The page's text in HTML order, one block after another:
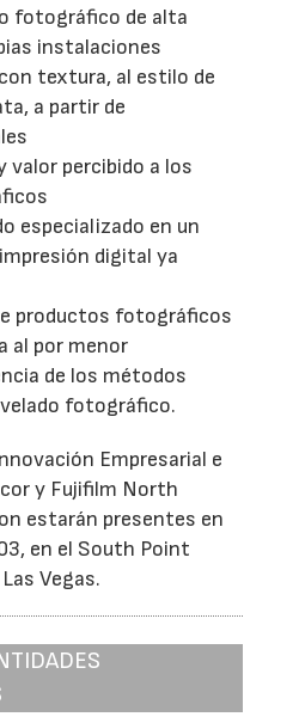
fotográfico de alta
instalaciones
textura, al estilo de
a partir de
valor percibido a los
especializado en un
digital ya
productos fotográficos
al por menor
de los métodos
fotográfico.
Empresarial e
y Fujifilm North
estarán presentes en
en el South Point
Vegas.